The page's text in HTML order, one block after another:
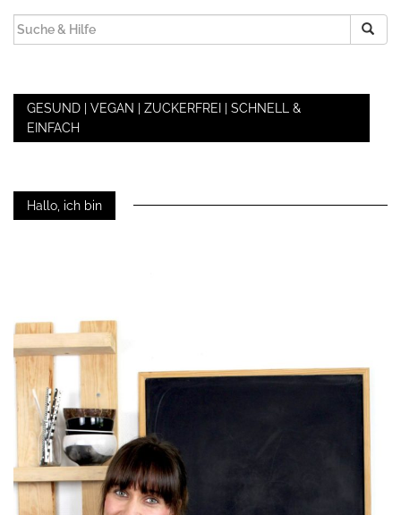
SUCHEN
NACH:
GESUND | VEGAN | ZUCKERFREI | SCHNELL &
EINFACH
Hallo, ich bin